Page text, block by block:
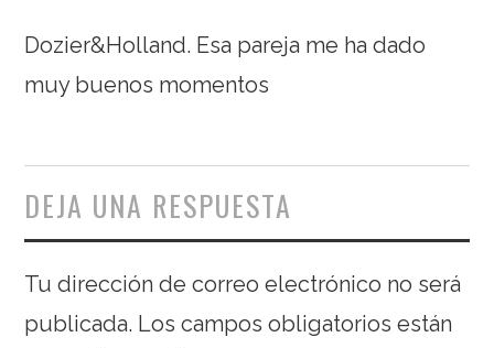
Dozier&Holland. Esa pareja me ha dado
muy buenos momentos
DEJA UNA RESPUESTA
Tu dirección de correo electrónico no será
publicada. Los campos obligatorios están